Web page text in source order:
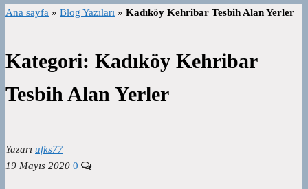
Ana sayfa » Blog Yazıları » Kadıköy Kehribar Tesbih Alan Yerler
Kategori: Kadıköy Kehribar
Tesbih Alan Yerler
Yazarı ufks77
19 Mayıs 2020 0